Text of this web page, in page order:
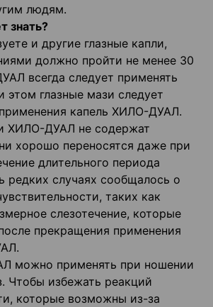
людям.
знать?
и другие глазные капли,
должно пройти не менее 30
всегда следует применять
этом глазные мази следует
применения капель ХИЛО-ДУАЛ.
ХИЛО-ДУАЛ не содержат
хорошо переносятся даже при
длительного периода
редких случаях сообщалось о
таких как
слезотечение, которые
прекращения применения
можно применять при ношении
Чтобы избежать реакций
которые возможны из-за